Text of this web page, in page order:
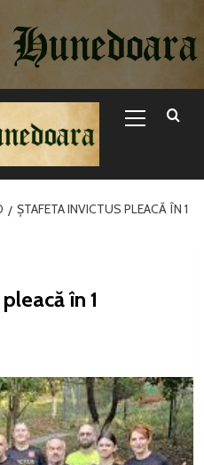
Menu
ȘTAFETA INVICTUS PLEACĂ ÎN 1
în 1